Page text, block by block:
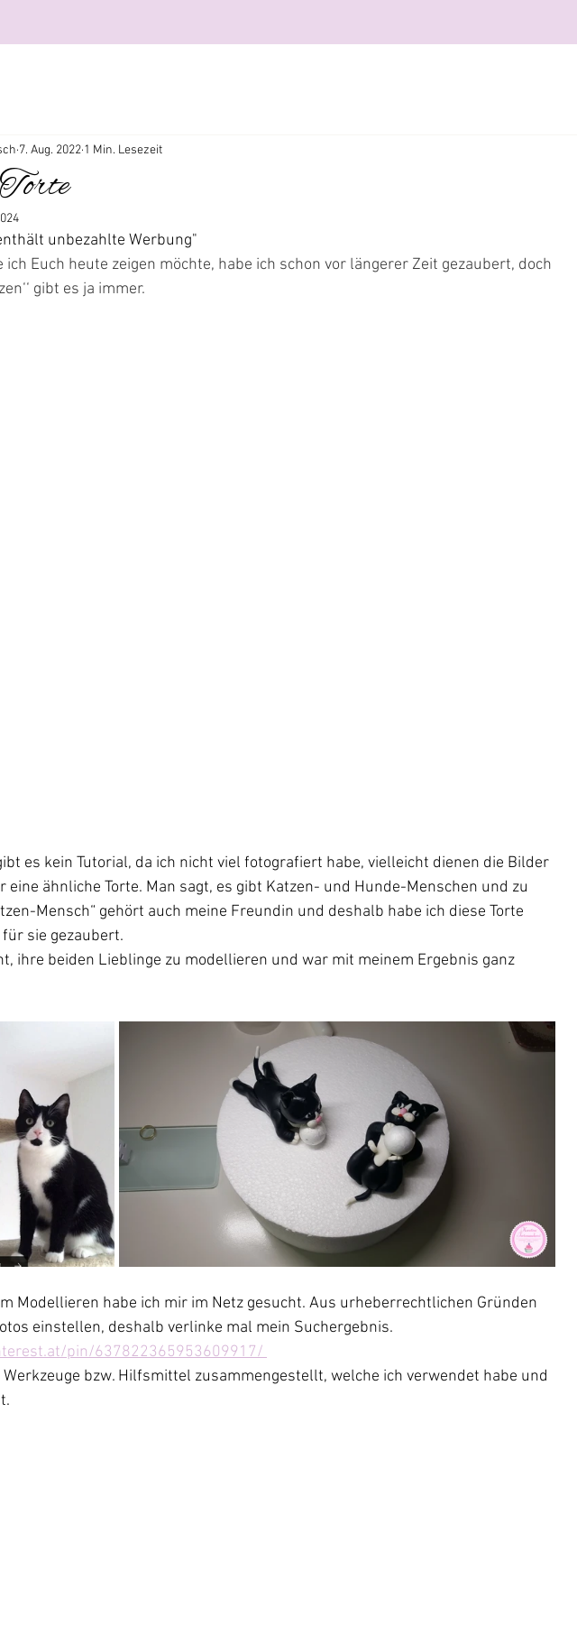
7. Aug. 2022 1 Min. Lesezeit
unbezahlte Werbung"
ich Euch heute zeigen möchte, habe ich schon vor längerer Zeit gezaubert, doch
gibt es ja immer.
es kein Tutorial, da ich nicht viel fotografiert habe, vielleicht dienen die Bilder
eine ähnliche Torte. Man sagt, es gibt Katzen- und Hunde-Menschen und zu
Mensch“ gehört auch meine Freundin und deshalb habe ich diese Torte
sie gezaubert.
ihre beiden Lieblinge zu modellieren und war mit meinem Ergebnis ganz
Modellieren habe ich mir im Netz gesucht. Aus urheberrechtlichen Gründen
einstellen, deshalb verlinke mal mein Suchergebnis.
pin/637822365953609917/
Werkzeuge bzw. Hilfsmittel zusammengestellt, welche ich verwendet habe und